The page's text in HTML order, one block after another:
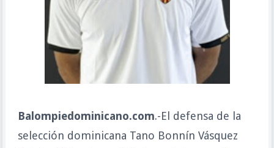
Balompiedominicano.com.-El defensa de la
selección dominicana Tano Bonnín Vásquez